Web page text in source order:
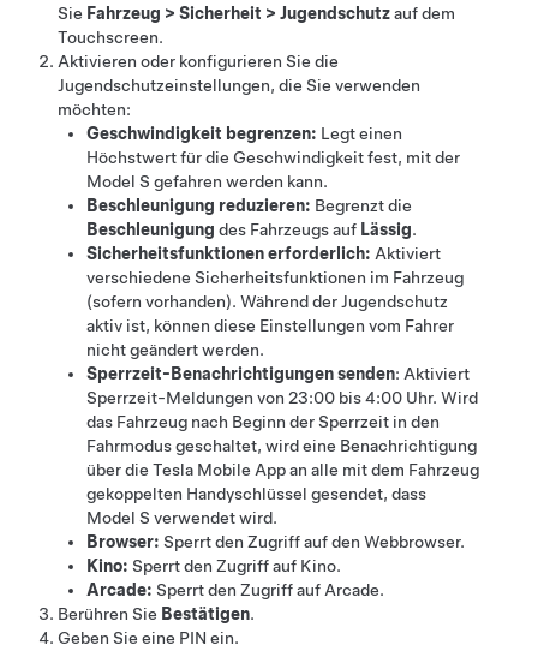
Sie Fahrzeug > Sicherheit > Jugendschutzauf dem
Touchscreen.
Aktivieren oder konfigurieren Sie die
Jugendschutzeinstellungen, die Sie verwenden
möchten:
Geschwindigkeit begrenzen: Legt einen
Höchstwert für die Geschwindigkeit fest, mit der
Model S gefahren werden kann.
Beschleunigung reduzieren: Begrenzt die
Beschleunigung des Fahrzeugs auf Lässig.
Sicherheitsfunktionen erforderlich: Aktiviert
verschiedene Sicherheitsfunktionen im Fahrzeug
(sofern vorhanden). Während der Jugendschutz
aktiv ist, können diese Einstellungen vom Fahrer
nicht geändert werden.
Sperrzeit-Benachrichtigungen senden: Aktiviert
Sperrzeit-Meldungen von 23:00 bis 4:00 Uhr. Wird
das Fahrzeug nach Beginn der Sperrzeit in den
Fahrmodus geschaltet, wird eine Benachrichtigung
über die Tesla Mobile App an alle mit dem Fahrzeug
gekoppelten Handyschlüssel gesendet, dass
Model S verwendet wird.
Browser: Sperrt den Zugriff auf den Webbrowser.
Kino: Sperrt den Zugriff auf Kino.
Arcade: Sperrt den Zugriff auf Arcade.
Berühren Sie Bestätigen.
Geben Sie eine PIN ein.